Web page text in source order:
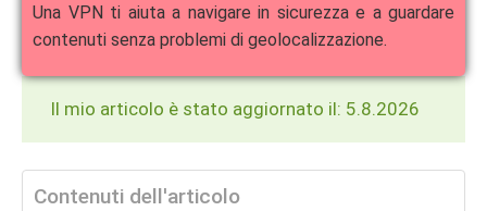
Una VPN ti aiuta a navigare in sicurezza e a guardare
contenuti senza problemi di geolocalizzazione.
Il mio articolo è stato aggiornato il: 5.8.2026
Contenuti dell'articolo